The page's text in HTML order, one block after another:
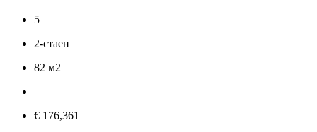
5
2-стаен
82 м2
€ 176,361